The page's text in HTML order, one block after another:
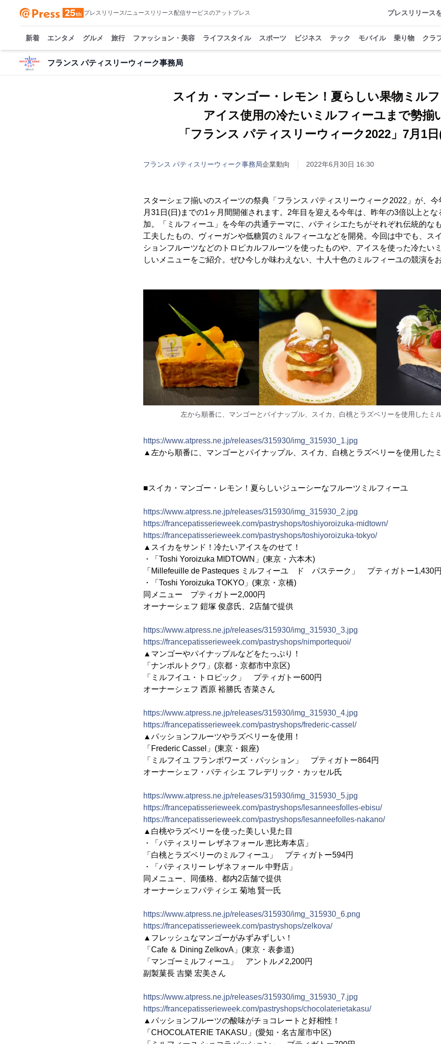
プレスリリース/ニュースリリース配信サービスのアットプレス プレスリリース
新着 エンタメ グルメ 旅行 ファッション・美容 ライフスタイル スポーツ ビジネス テック モバイル 乗り物 クラ
フランス パティスリーウィーク事務局
スイカ・マンゴー・レモン！夏らしい果物ミル
アイス使用の冷たいミルフィーユまで勢揃
「フランス パティスリーウィーク2022」7月1
フランス パティスリーウィーク事務局企業動向 2022年6月30日 16:30
スターシェフ揃いのスイーツの祭典「フランス パティスリーウィーク2022」が、
月31日(日)までの1ヶ月間開催されます。2年目を迎える今年は、昨年の3倍以上と
加。「ミルフィーユ」を今年の共通テーマに、パティシエたちがそれぞれ伝統的な
工夫したもの、ヴィーガンや低糖質のミルフィーユなどを開発。今回は中でも、ス
ションフルーツなどのトロピカルフルーツを使ったものや、アイスを使った冷たい
しいメニューをご紹介。ぜひ今しか味わえない、十人十色のミルフィーユの競演を
左から順番に、マンゴーとパイナップル、スイカ、白桃とラズベリーを使用したミ
https://www.atpress.ne.jp/releases/315930/img_315930_1.jpg
▲左から順番に、マンゴーとパイナップル、スイカ、白桃とラズベリーを使用した
■スイカ・マンゴー・レモン！夏らしいジューシーなフルーツミルフィーユ
https://www.atpress.ne.jp/releases/315930/img_315930_2.jpg
https://francepatisserieweek.com/pastryshops/toshiyoroizuka-midtown/
https://francepatisserieweek.com/pastryshops/toshiyoroizuka-tokyo/
▲スイカをサンド！冷たいアイスをのせて！
・「Toshi Yoroizuka MIDTOWN」(東京・六本木)
「Millefeuille de Pasteques ミルフィーユ ド パステーク」 プティガトー1,430円
・「Toshi Yoroizuka TOKYO」(東京・京橋)
同メニュー プティガトー2,000円
オーナーシェフ 鎧塚 俊彦氏、2店舗で提供
https://www.atpress.ne.jp/releases/315930/img_315930_3.jpg
https://francepatisserieweek.com/pastryshops/nimportequoi/
▲マンゴーやパイナップルなどをたっぷり！
「ナンポルトクワ」(京都・京都市中京区)
「ミルフイユ・トロピック」 プティガトー600円
オーナーシェフ 西原 裕勝氏 杏菜さん
https://www.atpress.ne.jp/releases/315930/img_315930_4.jpg
https://francepatisserieweek.com/pastryshops/frederic-cassel/
▲パッションフルーツやラズベリーを使用！
「Frederic Cassel」(東京・銀座)
「ミルフイユ フランボワーズ・パッション」 プティガトー864円
オーナーシェフ・パティシエ フレデリック・カッセル氏
https://www.atpress.ne.jp/releases/315930/img_315930_5.jpg
https://francepatisserieweek.com/pastryshops/lesanneesfolles-ebisu/
https://francepatisserieweek.com/pastryshops/lesanneefolles-nakano/
▲白桃やラズベリーを使った美しい見た目
・「パティスリー レザネフォール 恵比寿本店」
「白桃とラズベリーのミルフィーユ」 プティガトー594円
・「パティスリー レザネフォール 中野店」
同メニュー、同価格、都内2店舗で提供
オーナーシェフパティシエ 菊地 賢一氏
https://www.atpress.ne.jp/releases/315930/img_315930_6.png
https://francepatisserieweek.com/pastryshops/zelkova/
▲フレッシュなマンゴーがみずみずしい！
「Cafe ＆ Dining ZelkovA」(東京・表参道)
「マンゴーミルフィーユ」 アントルメ2,200円
副製菓長 吉樂 宏美さん
https://www.atpress.ne.jp/releases/315930/img_315930_7.jpg
https://francepatisserieweek.com/pastryshops/chocolaterietakasu/
▲パッションフルーツの酸味がチョコレートと好相性！
「CHOCOLATERIE TAKASU」(愛知・名古屋市中区)